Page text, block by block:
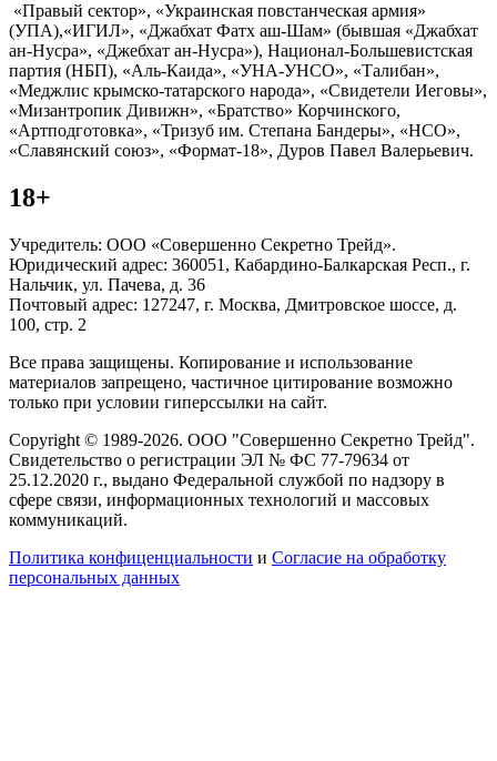
«Правый сектор», «Украинская повстанческая армия»
(УПА),«ИГИЛ», «Джабхат Фатх аш-Шам» (бывшая «Джабхат
ан-Нусра», «Джебхат ан-Нусра»), Национал-Большевистская
партия (НБП), «Аль-Каида», «УНА-УНСО», «Талибан»,
«Меджлис крымско-татарского народа», «Свидетели Иеговы»,
«Мизантропик Дивижн», «Братство» Корчинского,
«Артподготовка», «Тризуб им. Степана Бандеры», «НСО»,
«Славянский союз», «Формат-18», Дуров Павел Валерьевич.
18+
Учредитель: ООО «Совершенно Секретно Трейд».
Юридический адрес: 360051, Кабардино-Балкарская Респ., г.
Нальчик, ул. Пачева, д. 36
Почтовый адрес: 127247, г. Москва, Дмитровское шоссе, д.
100, стр. 2
Все права защищены. Копирование и использование
материалов запрещено, частичное цитирование возможно
только при условии гиперссылки на сайт.
Copyright © 1989-2026. ООО "Совершенно Секретно Трейд".
Свидетельство о регистрации ЭЛ № ФС 77-79634 от
25.12.2020 г., выдано Федеральной службой по надзору в
сфере связи, информационных технологий и массовых
коммуникаций.
Политика конфиценциальности и Согласие на обработку
персональных данных